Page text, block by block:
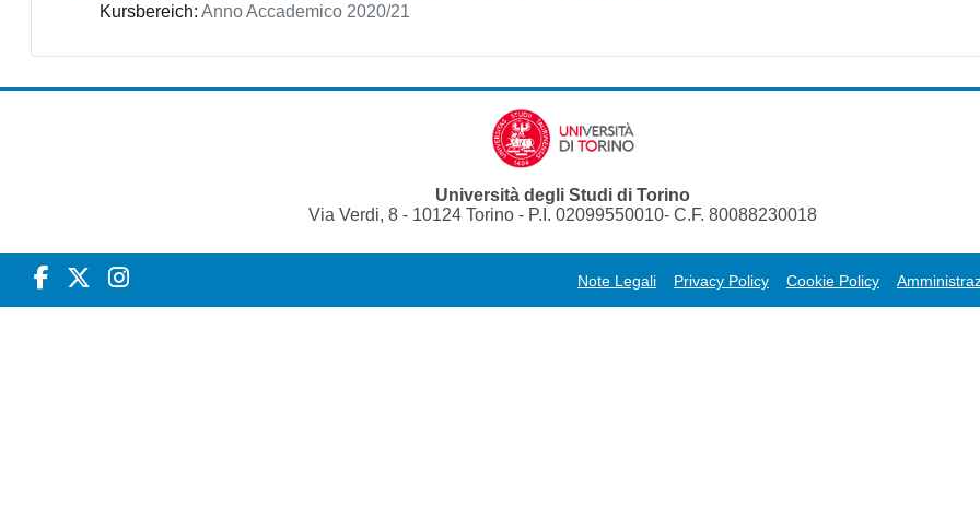
Kursbereich: Anno Accademico 2020/21
Università degli Studi di Torino
Via Verdi, 8 - 10124 Torino - P.I. 02099550010- C.F. 80088230018
Note Legali Privacy Policy Cookie Policy